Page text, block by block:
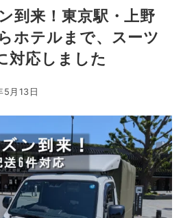
到来！東京駅・上野
ホテルまで、スーツ
対応しました
月13日